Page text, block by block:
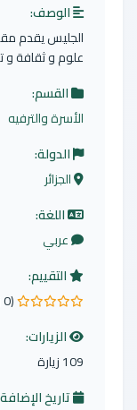
الوصف:
الجليس يقدم
علوم و ثقافة و
القسم:
الأسرة والترفيه
الدولة:
الجزائر
اللغة:
عربي
التقييم:
0.0 من 5 نجوم
(0 زيارة)
الزيارات:
109 زيارة
تاريخ